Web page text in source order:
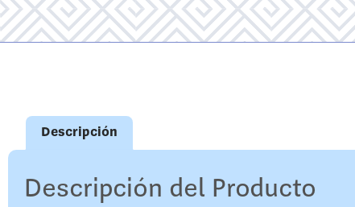
Descripción
Descripción del Producto